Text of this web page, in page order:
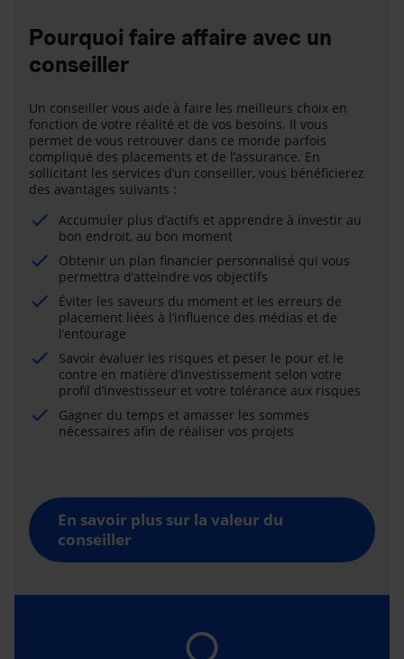
Pourquoi faire affaire avec un
conseiller
Un conseiller vous aide à faire les meilleurs choix en
fonction de votre réalité et de vos besoins. Il vous
permet de vous retrouver dans ce monde parfois
compliqué des placements et de l’assurance. En
sollicitant les services d’un conseiller, vous bénéficierez
des avantages suivants :
Accumuler plus d’actifs et apprendre à investir au
bon endroit, au bon moment
Obtenir un plan financier personnalisé qui vous
permettra d’atteindre vos objectifs
Éviter les saveurs du moment et les erreurs de
placement liées à l’influence des médias et de
l’entourage
Savoir évaluer les risques et peser le pour et le
contre en matière d’investissement selon votre
profil d’investisseur et votre tolérance aux risques
Gagner du temps et amasser les sommes
nécessaires afin de réaliser vos projets
En savoir plus sur la valeur du
conseiller